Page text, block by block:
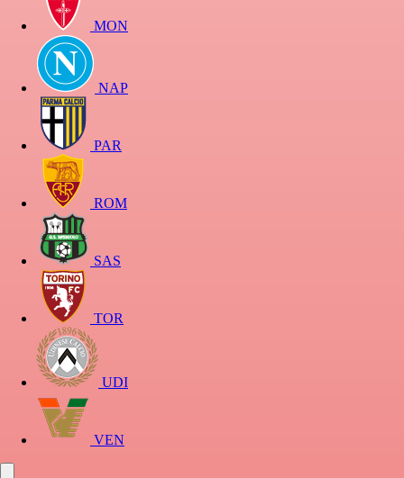
MON
NAP
PAR
ROM
SAS
TOR
UDI
VEN